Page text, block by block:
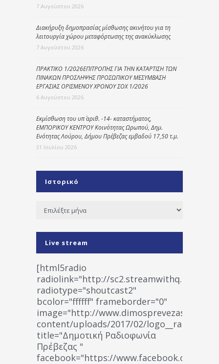
7 Αυγούστου 2026
Διακήρυξη δημοπρασίας μίσθωσης ακινήτου για τη
λειτουργία χώρου μεταφόρτωσης της ανακύκλωσης
7 Αυγούστου 2026
ΠΡΑΚΤΙΚΟ 1/2026ΕΠΙΤΡΟΠΗΣ ΓΙΑ ΤΗΝ ΚΑΤΑΡΤΙΣΗ ΤΩΝ
ΠΙΝΑΚΩΝ ΠΡΟΣΛΗΨΗΣ ΠΡΟΣΩΠΙΚΟΥ ΜΕΣΥΜΒΑΣΗ
ΕΡΓΑΣΙΑΣ ΟΡΙΣΜΕΝΟΥ ΧΡΟΝΟΥ ΣΟΧ 1/2026
6 Αυγούστου 2026
Εκμίσθωση του υπ΄ αριθ. -14- καταστήματος,
ΕΜΠΟΡΙΚΟΥ ΚΕΝΤΡΟΥ Κοινότητας Ωρωπού, Δημ.
Ενότητας Λούρου, Δήμου Πρέβεζας εμβαδού 17,50 τ.μ.
31 Ιουλίου 2026
Ιστορικό
Ιστορικό
Live stream
[html5radio
radiolink="http://
radiotype="shoutcast2"
bcolor="ffffff" frameborder="0"
image="http://www.dimosprevezas.gr/wp-
content/uploads/2017/02/
title="Δημοτική Ραδιοφωνία
Πρέβεζας "
facebook="https://www.facebook.com/